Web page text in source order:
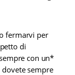
fermarvi per
di
con un*
sempre